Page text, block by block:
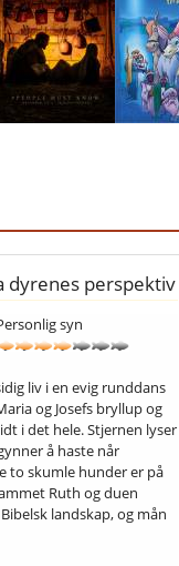
dyrenes perspektiv
syn
liv i en evig runddans
og Josefs bryllup og
i det hele. Stjernen lyser
å haste når
to skumle hunder er på
Ruth og duen
landskap, og mån